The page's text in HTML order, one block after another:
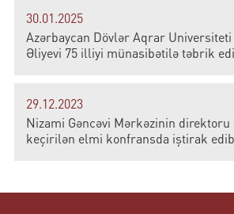
30.01.2025
Azərbaycan Dövlər Aqrar
Əliyevi 75 illiyi münasibətilə təbrik
29.12.2023
Nizami Gəncəvi Mərkəzinin direktoru
keçirilən elmi konfransda iştirak edib